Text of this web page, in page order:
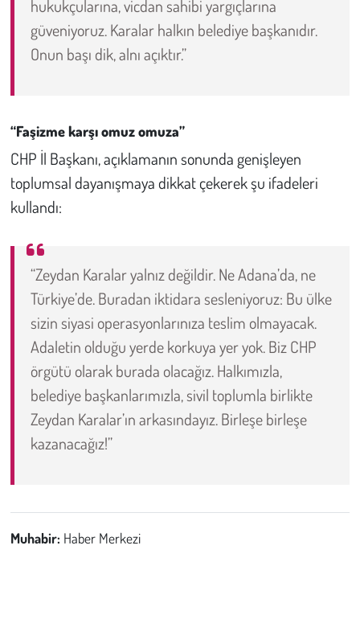
hukukçularına, vicdan sahibi yargıçlarına
güveniyoruz. Karalar halkın belediye başkanıdır.
Onun başı dik, alnı açıktır.”
“Faşizme karşı omuz omuza”
CHP İl Başkanı, açıklamanın sonunda genişleyen
toplumsal dayanışmaya dikkat çekerek şu ifadeleri
kullandı:
“Zeydan Karalar yalnız değildir. Ne Adana’da, ne
Türkiye’de. Buradan iktidara sesleniyoruz: Bu ülke
sizin siyasi operasyonlarınıza teslim olmayacak.
Adaletin olduğu yerde korkuya yer yok. Biz CHP
örgütü olarak burada olacağız. Halkımızla,
belediye başkanlarımızla, sivil toplumla birlikte
Zeydan Karalar’ın arkasındayız. Birleşe birleşe
kazanacağız!”
Muhabir: Haber Merkezi